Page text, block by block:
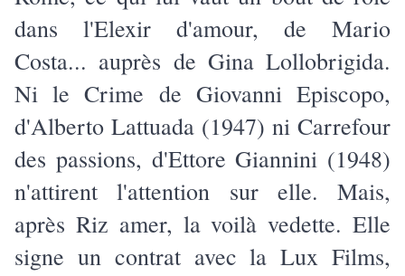
dans l'Elexir d'amour, de Mario
Costa... auprès de Gina Lollobrigida.
Ni le Crime de Giovanni Episcopo,
d'Alberto Lattuada (1947) ni Carrefour
des passions, d'Ettore Giannini (1948)
n'attirent l'attention sur elle. Mais,
après Riz amer, la voilà vedette. Elle
signe un contrat avec la Lux Films,